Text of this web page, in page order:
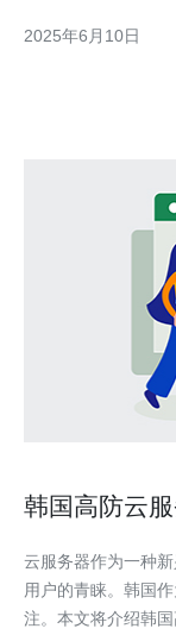
进的安全技术和专
2025年6月10日
韩国高防云
云服务器作为一种
用户的青睐。韩国
注。本文将介绍韩